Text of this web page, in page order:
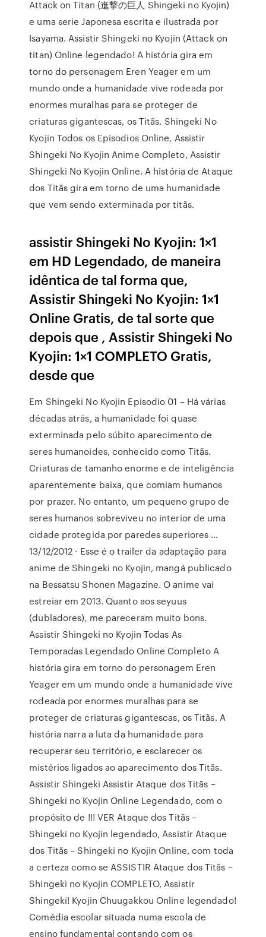
Attack on Titan (進撃の巨人 Shingeki no Kyojin)
e uma serie Japonesa escrita e ilustrada por
Isayama. Assistir Shingeki no Kyojin (Attack on
titan) Online legendado! A história gira em
torno do personagem Eren Yeager em um
mundo onde a humanidade vive rodeada por
enormes muralhas para se proteger de
criaturas gigantescas, os Titãs. Shingeki No
Kyojin Todos os Episodios Online, Assistir
Shingeki No Kyojin Anime Completo, Assistir
Shingeki No Kyojin Online. A história de Ataque
dos Titãs gira em torno de uma humanidade
que vem sendo exterminada por titãs.
assistir Shingeki No Kyojin: 1×1
em HD Legendado, de maneira
idêntica de tal forma que,
Assistir Shingeki No Kyojin: 1×1
Online Gratis, de tal sorte que
depois que , Assistir Shingeki No
Kyojin: 1×1 COMPLETO Gratis,
desde que
Em Shingeki No Kyojin Episodio 01 – Há várias
décadas atrás, a humanidade foi quase
exterminada pelo súbito aparecimento de
seres humanoides, conhecido como Titãs.
Criaturas de tamanho enorme e de inteligência
aparentemente baixa, que comiam humanos
por prazer. No entanto, um pequeno grupo de
seres humanos sobreviveu no interior de uma
cidade protegida por paredes superiores …
13/12/2012 · Esse é o trailer da adaptação para
anime de Shingeki no Kyojin, mangá publicado
na Bessatsu Shonen Magazine. O anime vai
estreiar em 2013. Quanto aos seyuus
(dubladores), me pareceram muito bons.
Assistir Shingeki no Kyojin Todas As
Temporadas Legendado Online Completo A
história gira em torno do personagem Eren
Yeager em um mundo onde a humanidade vive
rodeada por enormes muralhas para se
proteger de criaturas gigantescas, os Titãs. A
história narra a luta da humanidade para
recuperar seu território, e esclarecer os
mistérios ligados ao aparecimento dos Titãs.
Assistir Shingeki Assistir Ataque dos Titãs –
Shingeki no Kyojin Online Legendado, com o
propósito de !!! VER Ataque dos Titãs –
Shingeki no Kyojin legendado, Assistir Ataque
dos Titãs – Shingeki no Kyojin Online, com toda
a certeza como se ASSISTIR Ataque dos Titãs –
Shingeki no Kyojin COMPLETO, Assistir
Shingeki! Kyojin Chuugakkou Online legendado!
Comédia escolar situada numa escola de
ensino fundamental contando com os